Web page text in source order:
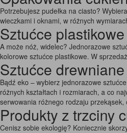
Potrzebujesz pudełka na ciasto?
wieczkami i oknami, w różnych
Sztućce plastikowe
A może nóż, widelec? Jednorazowe
kolorowe sztućce plastikowe. W
Sztućce drewniane
Bądź eko – wybierz jednorazowe
różnych kształtach i rozmiarach, a co
serwowania różnego rodzaju przekąsek,
Produkty z trzciny
Cenisz sobie ekologię? Koniecznie